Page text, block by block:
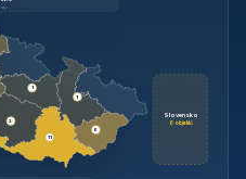
Slovensko
6 objektů
1
2
11
1
6